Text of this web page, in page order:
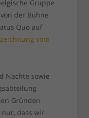
Gruppe
der Bühne
Quo auf
vom
Nächte sowie
Gründen
dass wir